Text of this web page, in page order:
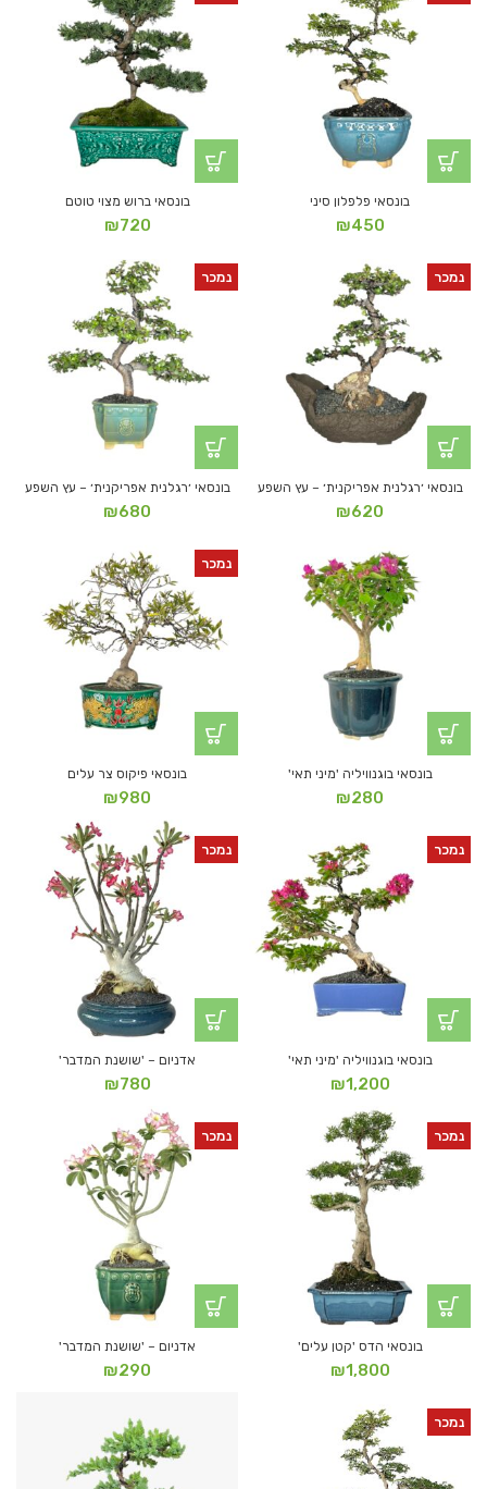
בונסאי פלפלון סיני
₪450
בונסאי ברוש מצוי טוטם
₪720
נמכר
בונסאי ׳רגלנית אפריקנית׳ – עץ השפע
₪620
נמכר
בונסאי ׳רגלנית אפריקנית׳ – עץ השפע
₪680
בונסאי בוגנוויליה 'מיני תאי'
₪280
נמכר
בונסאי פיקוס צר עלים
₪980
נמכר
בונסאי בוגנוויליה 'מיני תאי'
₪1,200
נמכר
אדניום – 'שושנת המדבר'
₪780
נמכר
בונסאי הדס 'קטן עלים'
₪1,800
נמכר
אדניום – 'שושנת המדבר'
₪290
נמכר